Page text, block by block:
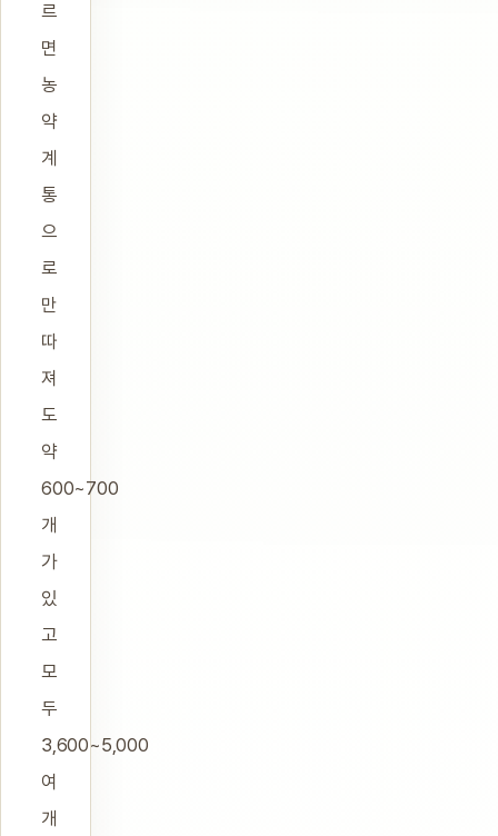
르
면
농
약
계
통
으
로
만
따
져
도
약
600~700
개
가
있
고
모
두
3,600~5,000
여
개